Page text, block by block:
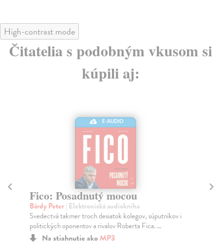
High-contrast mode
Čitatelia s podobným vkusom si
kúpili aj:
E-AUDIO
Fico: Posadnutý pomstou
Bárdy Peter| Elektronická audiokniha
Audiokniha Fico – Posadnutý pomstou je
pokračovaním bestselleru Petra Bárdyho o kariére a
politike š...